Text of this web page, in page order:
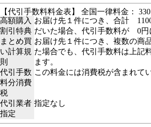
【代引手数料料金表】 全国一律料金： 330
高額購入
割引特典
お届け先１件につき、合計
だいた場合、代引手数料が 0円
まとめ買
い計算規
則
お届け先１件につき、複数の商
た場合でも、代引手数料は上記
ます。
代引手数
料分消費
税
この料金には消費税が含まれて
代引業者
指定
指定なし